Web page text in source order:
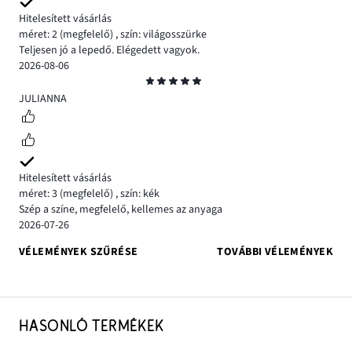
Hitelesített vásárlás
méret: 2 (megfelelő) ,szín: világosszürke
Teljesen jó a lepedő. Elégedett vagyok.
2026-08-06
5
JULIANNA
Hitelesített vásárlás
méret: 3 (megfelelő) ,szín: kék
Szép a színe, megfelelő, kellemes az anyaga
2026-07-26
VÉLEMÉNYEK SZŰRÉSE
TOVÁBBI VÉLEMÉNYEK
HASONLÓ TERMÉKEK